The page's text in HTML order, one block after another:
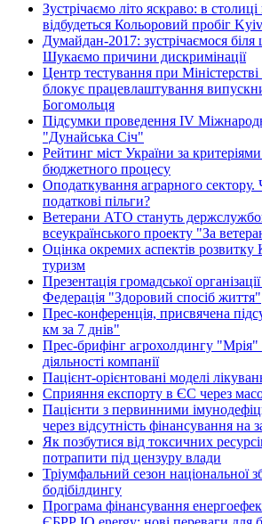
Зустрічаємо літо яскраво: в столиці
відбудеться Кольоровий пробіг
Думайдан-2017: зустрічаємося біля
Шукаємо причини дискримінації
Центр тестування при
блокує працевлаштування
Богомольця
Підсумки проведення IV
"Дунайська Січ"
Рейтинг міст України за критеріями
бюджетного процесу
Оподаткування аграрного сектору.
податкові пільги?
Ветерани АТО стануть
всеукраїнського проекту "За
Оцінка окремих аспектів розвитку
туризм
Презентація громадської
Федерація "Здоровий спосіб життя"
Прес-конференція, присвячена
км за 7 днів"
Прес-брифінг агрохолдингу "Мрія"
діяльності компанії
Пацієнт-орієнтовані моделі
Сприяння експорту в ЄС через
Пацієнти з первинними
через відсутність фінансування на
Як позбутися від токсичних
потрапити під цензуру влади
Тріумфальний сезон національної
бодібілдингу
Програма фінансування